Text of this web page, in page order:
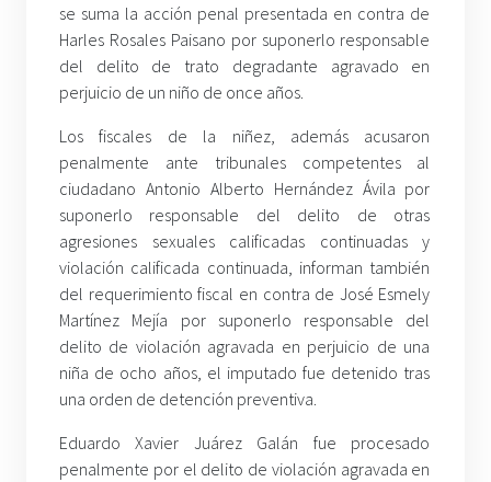
se suma la acción penal presentada en contra de
Harles Rosales Paisano por suponerlo responsable
del delito de trato degradante agravado en
perjuicio de un niño de once años.
Los fiscales de la niñez, además acusaron
penalmente ante tribunales competentes al
ciudadano Antonio Alberto Hernández Ávila por
suponerlo responsable del delito de otras
agresiones sexuales calificadas continuadas y
violación calificada continuada, informan también
del requerimiento fiscal en contra de José Esmely
Martínez Mejía por suponerlo responsable del
delito de violación agravada en perjuicio de una
niña de ocho años, el imputado fue detenido tras
una orden de detención preventiva.
Eduardo Xavier Juárez Galán fue procesado
penalmente por el delito de violación agravada en